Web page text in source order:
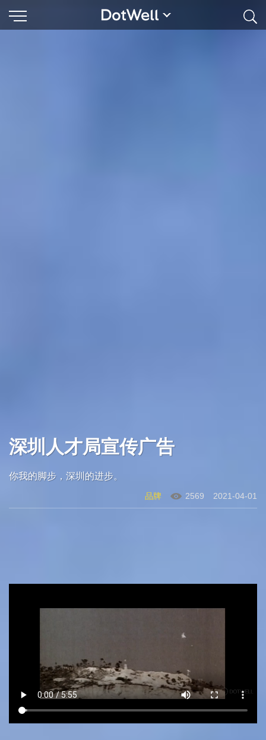
深圳人才局宣传广告
你我的脚步，深圳的进步。
品牌 2569 2021-04-01